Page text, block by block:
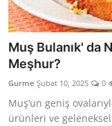
Muş Bulanık' da
Meşhur?
Gurme Şubat 10, 2025 0
Muş’un geniş
ürünleri ve